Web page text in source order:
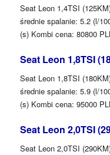
Seat Leon 1,4TSI
średnie spalanie: 5.2 (l/
(s) Kombi cena: 80800
Seat Leon 1,8TSI
Seat Leon 1,8TSI
średnie spalanie: 5.9 (l/
(s) Kombi cena: 95000
Seat Leon 2,0TSI
Seat Leon 2,0TSI